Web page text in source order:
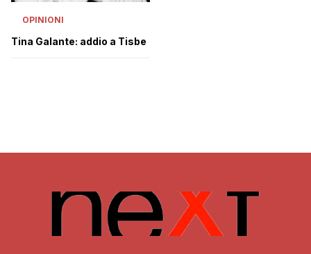
OPINIONI
Tina Galante: addio a Tisbe